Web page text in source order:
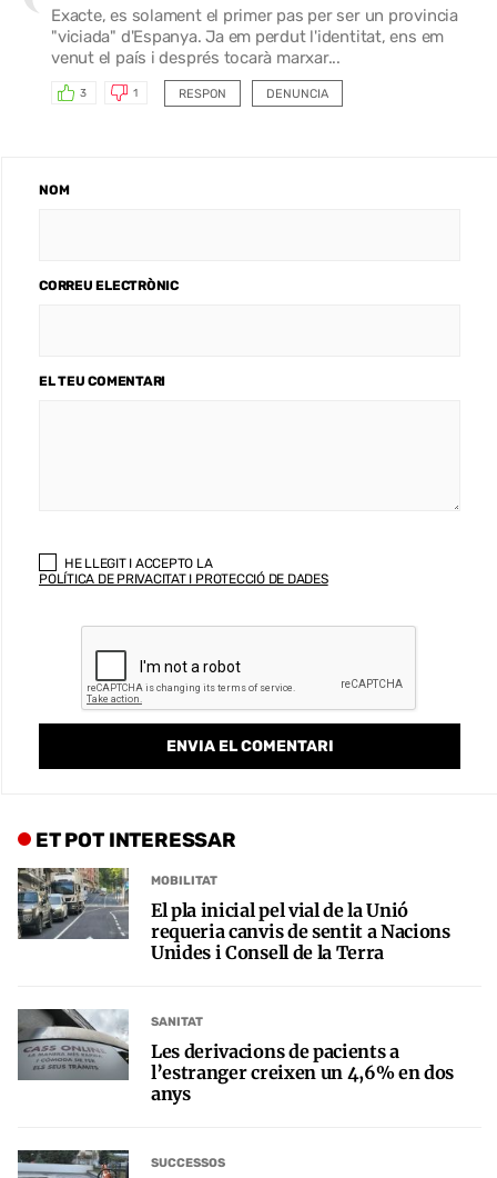
Exacte, es solament el primer pas per ser un provincia
"viciada" d'Espanya. Ja em perdut l'identitat, ens em
venut el país i després tocarà marxar...
RESPON
3 1 DENUNCIA
NOM
CORREU ELECTRÒNIC
EL TEU COMENTARI
HE LLEGIT I ACCEPTO LA
POLÍTICA DE PRIVACITAT I PROTECCIÓ DE DADES
ET POT INTERESSAR
MOBILITAT
El pla inicial pel vial de la Unió
requeria canvis de sentit a Nacions
Unides i Consell de la Terra
SANITAT
Les derivacions de pacients a
l’estranger creixen un 4,6% en dos
anys
SUCCESSOS